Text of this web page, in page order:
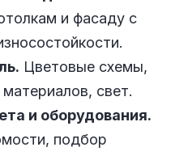
и фасаду с
Цветовые схемы,
свет.
и оборудования.
подбор